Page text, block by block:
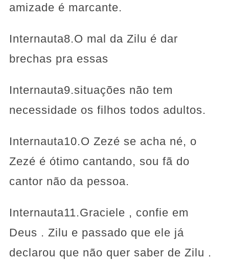
amizade é marcante.
Internauta8.O mal da Zilu é dar
brechas pra essas
Internauta9.situações não tem
necessidade os filhos todos adultos.
Internauta10.O Zezé se acha né, o
Zezé é ótimo cantando, sou fã do
cantor não da pessoa.
Internauta11.Graciele , confie em
Deus . Zilu e passado que ele já
declarou que não quer saber de Zilu .